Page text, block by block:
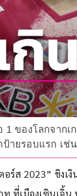
ของโลกจาก
ป้ายรอบแรก เช่
ร์ส 2023” ชิงเงิ